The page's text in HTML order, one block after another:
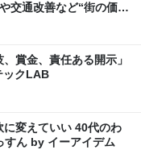
交通改善など“街の価値
賞金、責任ある開示」
ックLAB
変えていい 40代のわ
すん by イーアイデム